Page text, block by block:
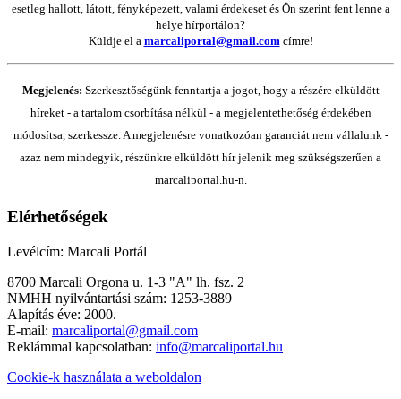
esetleg hallott, látott, fényképezett, valami érdekeset és Ön szerint fent lenne a
helye hírportálon?
Küldje el a marcaliportal@gmail.com címre!
Megjelenés: Szerkesztőségünk fenntartja a jogot, hogy a részére elküldött
híreket - a tartalom csorbítása nélkül - a megjelentethetőség érdekében
módosítsa, szerkessze. A megjelenésre vonatkozóan garanciát nem vállalunk -
azaz nem mindegyik, részünkre elküldött hír jelenik meg szükségszerűen a
marcaliportal.hu-n.
Elérhetőségek
Levélcím: Marcali Portál
8700 Marcali Orgona u. 1-3 "A" lh. fsz. 2
NMHH nyilvántartási szám: 1253-3889
Alapítás éve: 2000.
E-mail: marcaliportal@gmail.com
Reklámmal kapcsolatban: info@marcaliportal.hu
Cookie-k használata a weboldalon